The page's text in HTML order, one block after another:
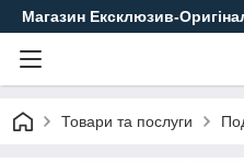
Магазин Ексклюзив-
Товари та послуги